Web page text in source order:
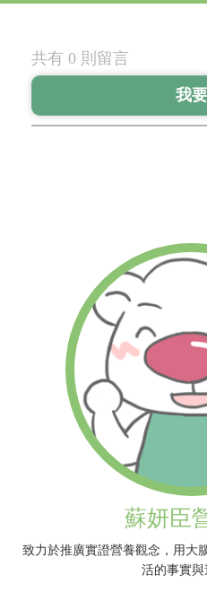
共有 0 則留言
蘇妍臣
致力於推廣實證營養觀念，用大
活的事實與